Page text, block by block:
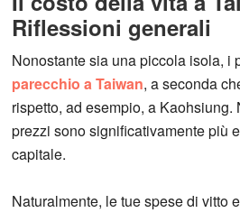
Riflessioni generali
Nonostante sia una piccola isola, i
parecchio a Taiwan, a seconda
rispetto, ad esempio, a
prezzi sono significativamente più
capitale.
Naturalmente, le tue spese di vitto